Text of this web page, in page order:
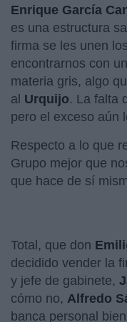
Enrique García
es una estructura
firma se les unen
encontrarnos con
materia gris, algo
al Urquijo. La falta
pero el exceso aún
Respecto a lo que
Grupo mejor que
que hace de sí
Total, que don
decidido vender la
y jefe de gabinete,
cómo no, Alfredo
banca personal